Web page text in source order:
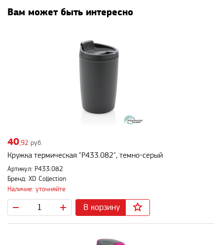
Вам может быть интересно
40,92 руб.
Кружка термическая "P433.082", темно-серый
Артикул: P433.082
Бренд: XD Collection
Наличие: уточняйте
В корзину